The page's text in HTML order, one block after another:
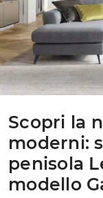
Scopri la
moderni:
penisola
modello